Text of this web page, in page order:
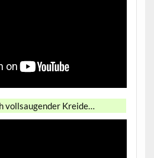
vollsaugender Kreide…